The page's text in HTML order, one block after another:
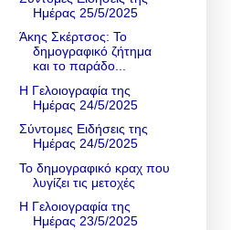
Ημέρας 25/5/2025
Άκης Σκέρτσος: Το
δημογραφικό ζήτημα
και το παράδο...
Η Γελοιογραφία της
Ημέρας 24/5/2025
Σύντομες Ειδήσεις της
Ημέρας 24/5/2025
Το δημογραφικό κραχ που
λυγίζει τις μετοχές
Η Γελοιογραφία της
Ημέρας 23/5/2025